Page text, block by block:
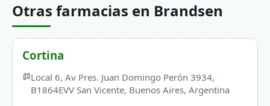
Otras farmacias en Brandsen
Cortina
Local 6, Av Pres. Juan Domingo Perón 3934,
B1864EVV San Vicente, Buenos Aires, Argentina